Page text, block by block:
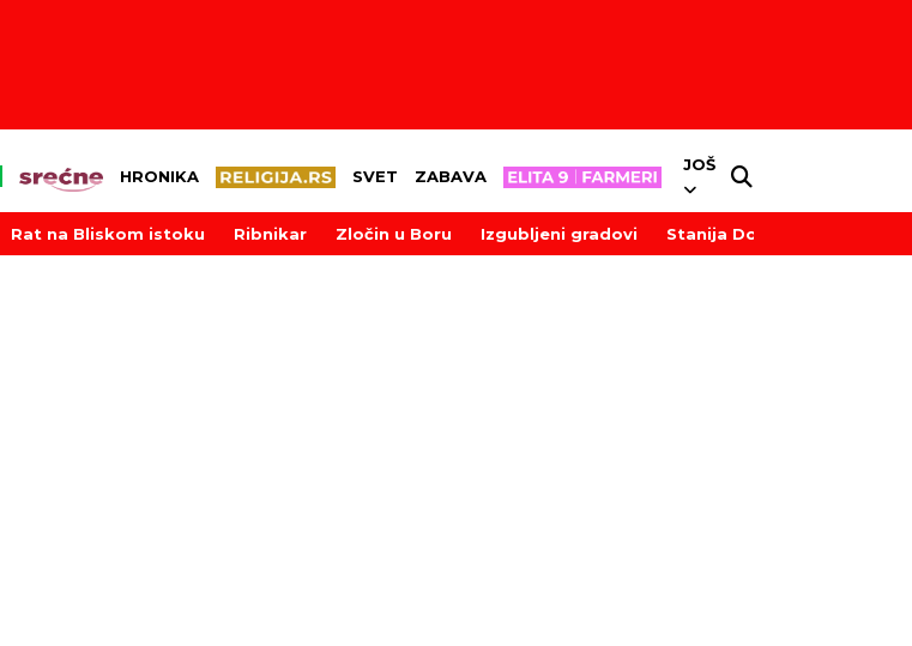
HRONIKA SVET ZABAVA
JOŠ
Rat na Bliskom istoku Ribnikar Zločin u Boru Izgubljeni gradovi Stanija Dobrojević